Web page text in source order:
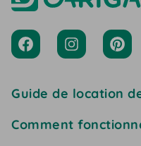
Guide de location
Comment